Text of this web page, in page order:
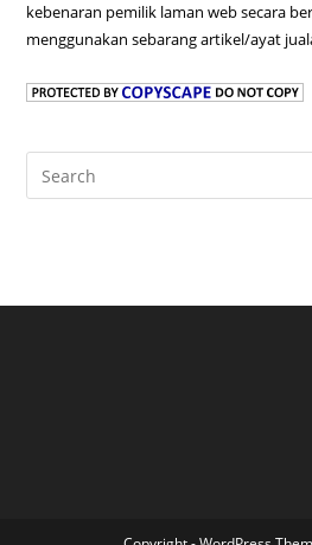
kebenaran pemilik laman web secara
menggunakan sebarang artikel/ayat